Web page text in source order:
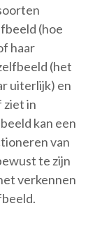
(hoe
haar
(het
uiterlijk) en
ziet in
kan een
van
te zijn
verkennen